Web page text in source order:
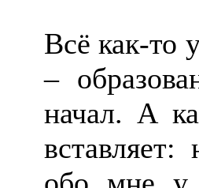
Всё как-то
–
начал. А